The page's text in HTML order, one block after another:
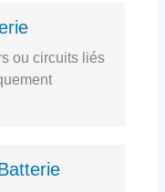
ou circuits liés